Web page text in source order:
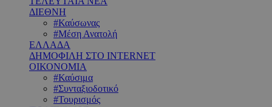
ΔΙΕΘΝΗ
#Καύσωνας
#Μέση Ανατολή
ΕΛΛΑΔΑ
ΔΗΜΟΦΙΛΗ ΣΤΟ INTERNET
ΟΙΚΟΝΟΜΙΑ
#Καύσιμα
#Συνταξιοδοτικό
#Τουρισμός